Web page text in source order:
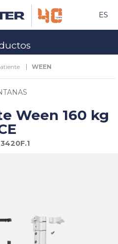
ES
WEEN
Ween 160 kg
3420F.1